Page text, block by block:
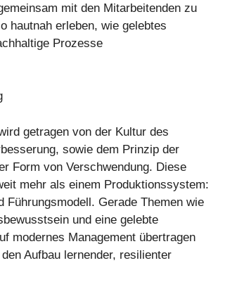
mit den Mitarbeitenden zu
hautnah erleben, wie gelebtes
Prozesse
getragen von der Kultur des
sowie dem Prinzip der
Form von Verschwendung. Diese
mehr als einem Produktionssystem:
Gerade Themen wie
und eine gelebte
modernes Management übertragen
Aufbau lernender, resilienter